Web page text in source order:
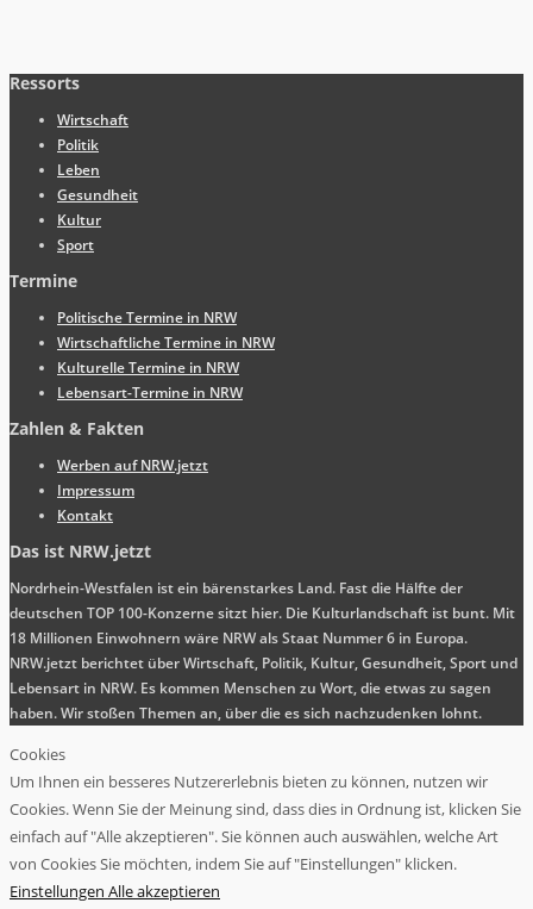
Ressorts
Wirtschaft
Politik
Leben
Gesundheit
Kultur
Sport
Termine
Politische Termine in NRW
Wirtschaftliche Termine in NRW
Kulturelle Termine in NRW
Lebensart-Termine in NRW
Zahlen & Fakten
Werben auf NRW.jetzt
Impressum
Kontakt
Das ist NRW.jetzt
Nordrhein-Westfalen ist ein bärenstarkes Land. Fast die Hälfte der
deutschen TOP 100-Konzerne sitzt hier. Die Kulturlandschaft ist bunt. Mit
18 Millionen Einwohnern wäre NRW als Staat Nummer 6 in Europa.
NRW.jetzt berichtet über Wirtschaft, Politik, Kultur, Gesundheit, Sport und
Lebensart in NRW. Es kommen Menschen zu Wort, die etwas zu sagen
haben. Wir stoßen Themen an, über die es sich nachzudenken lohnt.
Cookies
Um Ihnen ein besseres Nutzererlebnis bieten zu können, nutzen wir
Cookies. Wenn Sie der Meinung sind, dass dies in Ordnung ist, klicken Sie
einfach auf "Alle akzeptieren". Sie können auch auswählen, welche Art
von Cookies Sie möchten, indem Sie auf "Einstellungen" klicken.
Einstellungen Alle akzeptieren